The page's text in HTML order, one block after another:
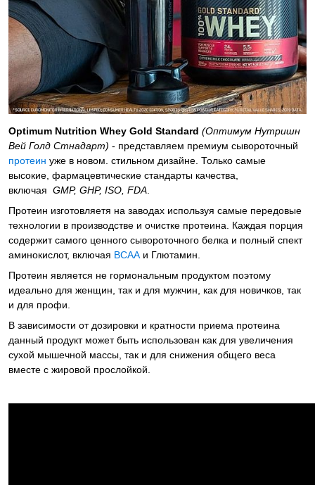
Optimum Nutrition Whey Gold Standard (Оптимум Нутришн
Вей Голд Стнадарт) - представляем премиум сывороточный
протеин уже в новом. стильном дизайне. Только самые
высокие, фармацевтические стандарты качества,
включая GMP, GHP, ISO, FDA
Протеин изготовляетя на заводах используя самые передовые
технологии в производстве и очистке протеина. Каждая порция
содержит самого ценного сывороточного белка и полный спект
аминокислот, включая ВСАА и Глютамин.
Протеин является не гормональным продуктом поэтому
идеально для женщин, так и для мужчин, как для новичков, так
и для профи.
В зависимости от дозировки и кратности приема протеина
данный продукт может быть использован как для увеличения
сухой мышечной массы, так и для снижения общего веса
вместе с жировой прослойкой.